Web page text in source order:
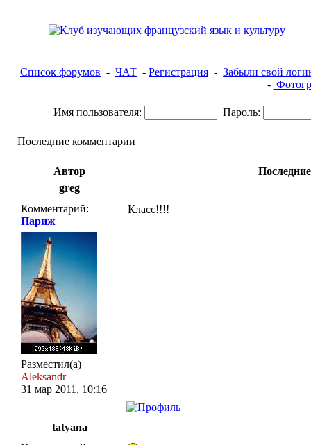
Список форумов - ЧАТ - Регистрация - Забыли свой
-
Имя пользователя: Пароль:
Последние комментарии
Автор
greg
Комментарий:
Париж
Разместил(а)
Aleksandr
31 мар 2011, 10:16
Класс!!!!
tatyana